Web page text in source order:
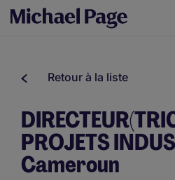
Retour à la liste
PROJETS
Cameroun